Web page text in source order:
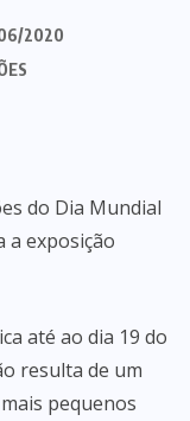
2020
do Dia Mundial
a exposição
até ao dia 19 do
resulta de um
pequenos